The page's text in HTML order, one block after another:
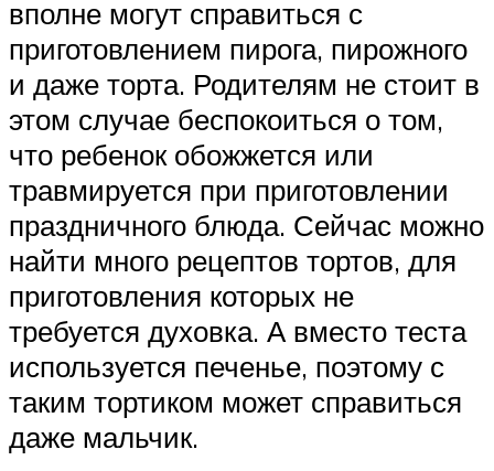
вполне могут справиться с
приготовлением пирога, пирожного
и даже торта. Родителям не стоит в
этом случае беспокоиться о том,
что ребенок обожжется или
травмируется при приготовлении
праздничного блюда. Сейчас можно
найти много рецептов тортов, для
приготовления которых не
требуется духовка. А вместо теста
используется печенье, поэтому с
таким тортиком может справиться
даже мальчик.